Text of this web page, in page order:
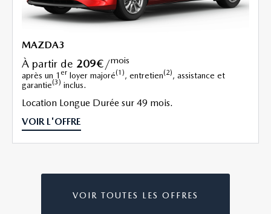
MAZDA3
à partir de 209€/mois
après un 1 er loyer majoré(1), entretien(2), assistance et
garantie(3) inclus.
Location Longue Durée sur 49 mois.
VOIR L'OFFRE
VOIR TOUTES LES OFFRES